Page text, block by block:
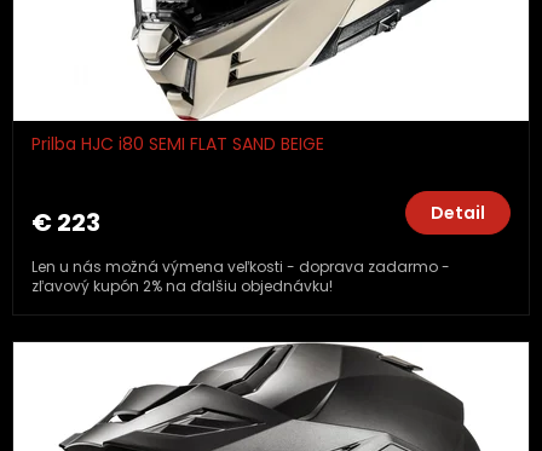
Prilba HJC i80 SEMI FLAT SAND BEIGE
€ 223 Detail
Len u nás možná výmena veľkosti - doprava zadarmo -
zľavový kupón 2% na ďalšiu objednávku!